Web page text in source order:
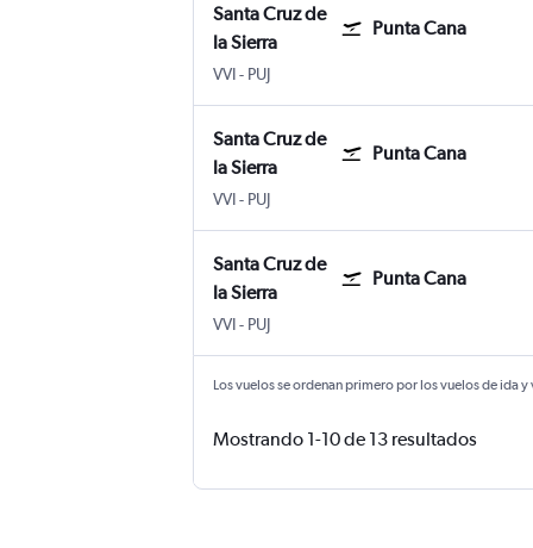
Santa Cruz de
la Sierra
Punta Cana
VVISanta Cruz de la Sierra Viru Viru Intl
- PUJ
Santa Cruz de
la Sierra
Punta Cana
VVISanta Cruz de la Sierra Viru Viru Intl
- PUJ
Santa Cruz de
la Sierra
Punta Cana
VVISanta Cruz de la Sierra Viru Viru Intl
- PUJ
Los vuelos se ordenan primero por los vuelos de ida
Mostrando 1-10 de 13 resultados